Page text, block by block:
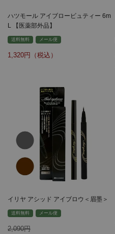
ハツモール アイブロービュティー 6m
L 【医薬部外品】
送料無料 メール便
1,320
イリヤ アシッド アイブロウ＜眉墨＞
送料無料 メール便
2,090